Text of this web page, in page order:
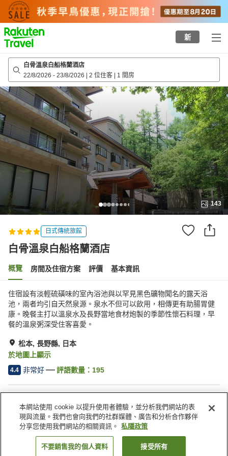
to
top
page
新
白骨溫泉白船格蘭酒店
22/8/2026 - 23/8/2026 | 2 位住客 | 1 間房
143
日式傳統旅館
白骨溫泉白船格蘭酒店
概覽 房間及住宿方案 評價 基本資訊
住宿設有淡輕硫磺味的室內浴池與以罕見黑色礦物聞名的露天浴
池，兩者均引自天然泉源。泉水不但可以飲用，相傳更有助腸胃健
康。晚餐主打以溫泉水及長野當地食材炮製的季節性懷石料理，早
餐的溫泉粥深受住客喜愛。
松本, 長野縣, 日本
於地圖上顯示
4.4 非常好 評語數量： 195
停車場
桑拿
水療/美容院
餐廳
日本 長野縣 松本 白骨溫泉白船格蘭酒店
找客房
本網站使用 cookie 以提升使用者體驗，並分析我們網站的表
現與流量。我們也會向我們的社群媒體、廣告和分析合作夥伴
分享您使用我們網站的相關資訊。
私隱政策
不要銷售我的個人資料 接受所有